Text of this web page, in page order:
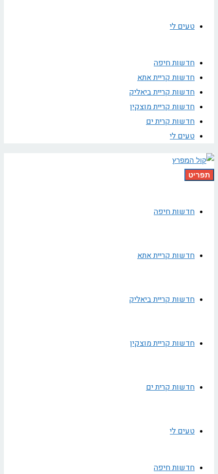
טעים לי
חדשות חיפה
חדשות קריית אתא
חדשות קריית ביאליק
חדשות קריית מוצקין
חדשות קרית ים
טעים לי
תפריט
חדשות חיפה
חדשות קריית אתא
חדשות קריית ביאליק
חדשות קריית מוצקין
חדשות קרית ים
טעים לי
חדשות חיפה